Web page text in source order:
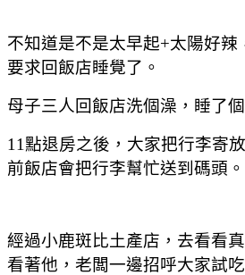
不知道是不是太早起+太陽好辣
要求回飯店睡覺了。
母子三人回飯店洗個澡，睡了
11點退房之後，大家把行李寄
前飯店會把行李幫忙送到碼頭。
經過小鹿斑比土產店，去看看
看著他，老闆一邊招呼大家試